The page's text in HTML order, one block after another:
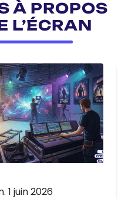
À PROPOS
L’ÉCRAN
1 juin 2026